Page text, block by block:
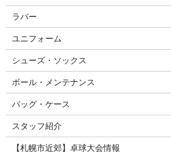
ラバー
ユニフォーム
シューズ・ソックス
ボール・メンテナンス
バッグ・ケース
スタッフ紹介
【札幌市近郊】卓球大会情報